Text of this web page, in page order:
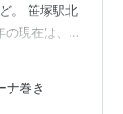
。 笹塚駅北
現在は、建
アン、ラン
北口、十号
ナ巻き